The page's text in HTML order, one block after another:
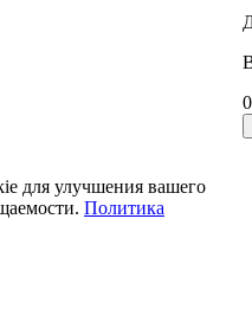
для улучшения вашего
Политика